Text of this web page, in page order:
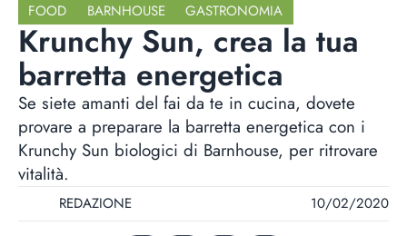
FOOD BARNHOUSE GASTRONOMIA
Krunchy Sun, crea la tua
barretta energetica
Se siete amanti del fai da te in cucina, dovete
provare a preparare la barretta energetica con i
Krunchy Sun biologici di Barnhouse, per ritrovare
vitalità.
REDAZIONE 10/02/2020